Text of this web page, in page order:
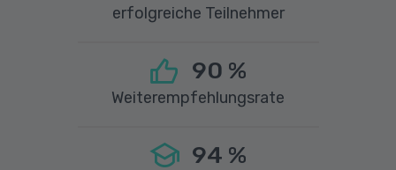
erfolgreiche Teilnehmer
90 %
Weiterempfehlungsrate
94 %